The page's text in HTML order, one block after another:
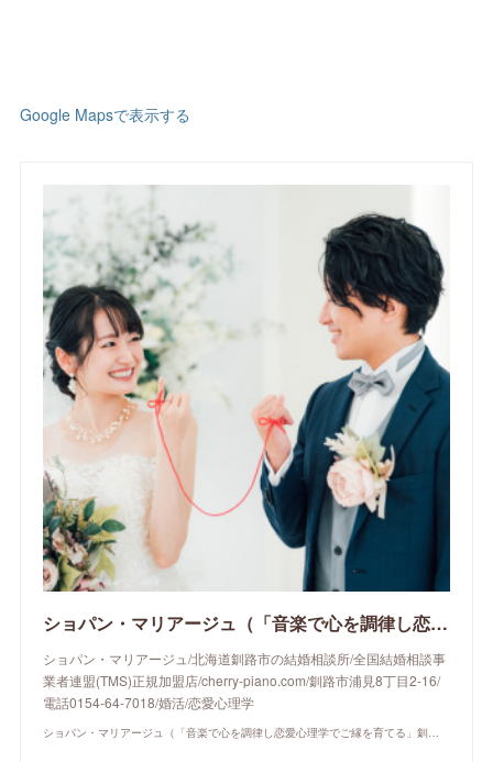
Google Mapsで表示する
ショパン・マリアージュ（「音楽で心を調律し恋愛心理学でご縁を育てる」釧路市の結婚相談所）/ 全国結婚相談事業者連盟正規加盟店 / cherry-piano.com
ショパン・マリアージュ/北海道釧路市の結婚相談所/全国結婚相談事
業者連盟(TMS)正規加盟店/cherry-piano.com/釧路市浦見8丁目2-16/
電話0154-64-7018/婚活/恋愛心理学